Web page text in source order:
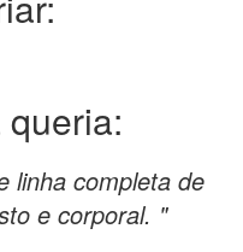
queria:
linha completa de
e corporal. "